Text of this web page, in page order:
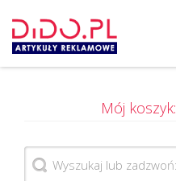
Mój koszyk: